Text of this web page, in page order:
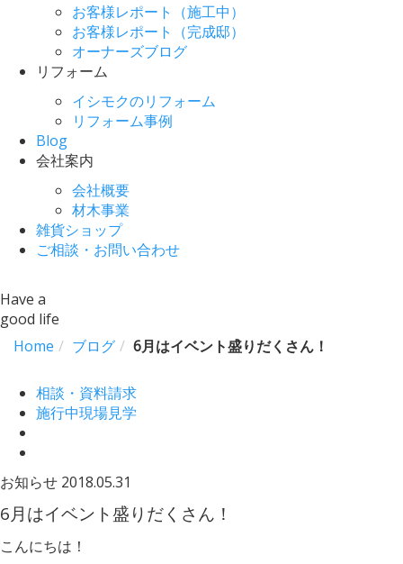
お客様レポート（施工中）
お客様レポート（完成邸）
オーナーズブログ
リフォーム
イシモクのリフォーム
リフォーム事例
Blog
会社案内
会社概要
材木事業
雑貨ショップ
ご相談・お問い合わせ
Have a
good life
Home
ブログ 6月はイベント盛りだくさん！
相談・資料請求
施行中現場見学
お知らせ 2018.05.31
6月はイベント盛りだくさん！
こんにちは！